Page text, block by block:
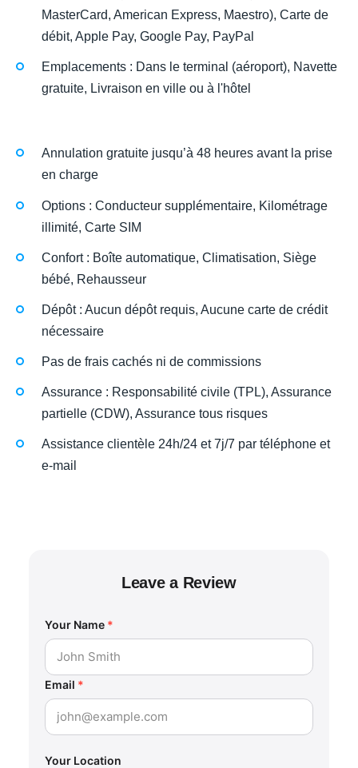
MasterCard, American Express, Maestro), Carte de
débit, Apple Pay, Google Pay, PayPal
Emplacements : Dans le terminal (aéroport), Navette
gratuite, Livraison en ville ou à l'hôtel
Annulation gratuite jusqu’à 48 heures avant la prise
en charge
Options : Conducteur supplémentaire, Kilométrage
illimité, Carte SIM
Confort : Boîte automatique, Climatisation, Siège
bébé, Rehausseur
Dépôt : Aucun dépôt requis, Aucune carte de crédit
nécessaire
Pas de frais cachés ni de commissions
Assurance : Responsabilité civile (TPL), Assurance
partielle (CDW), Assurance tous risques
Assistance clientèle 24h/24 et 7j/7 par téléphone et
e-mail
Leave a Review
Your Name *
Email *
Your Location